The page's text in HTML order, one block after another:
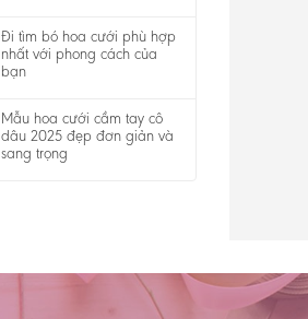
Đi tìm bó hoa cưới phù hợp
nhất với phong cách của
bạn
Mẫu hoa cưới cầm tay cô
dâu 2025 đẹp đơn giản và
sang trọng